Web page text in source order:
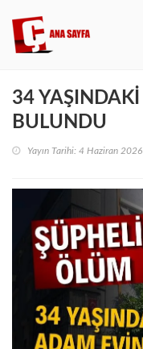
34
BULUNDU
Yayın Tarihi: 4 Haziran